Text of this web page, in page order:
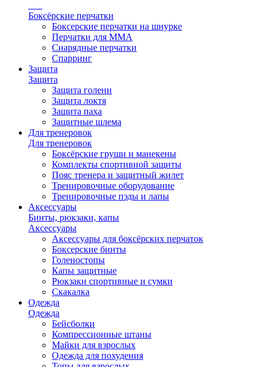
Боксёрские перчатки
Боксерские перчатки на шнурке
Перчатки для ММА
Снарядные перчатки
Спарринг
Защита
Защита
Защита голени
Защита локтя
Защита паха
Защитные шлема
Для тренеровок
Для тренеровок
Боксёрские груши и манекены
Комплекты спортивной защиты
Пояс тренера и защитный жилет
Тренировочные оборудование
Тренировочные пэды и лапы
Аксессуары
Бинты, рюкзаки, капы
Аксессуары
Аксессуары для боксёрских перчаток
Боксерские бинты
Голеностопы
Капы защитные
Рюкзаки спортивные и сумки
Скакалка
Одежда
Одежда
Бейсболки
Компрессионные штаны
Майки для взрослых
Одежда для похудения